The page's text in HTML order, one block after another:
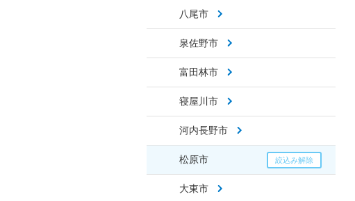
八尾市
泉佐野市
富田林市
寝屋川市
河内長野市
松原市
大東市